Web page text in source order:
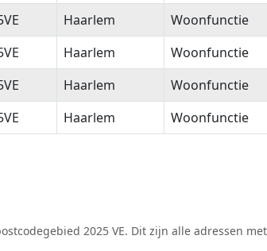
Haarlem Woonfunctie
Haarlem Woonfunctie
Haarlem Woonfunctie
Haarlem Woonfunctie
2025 VE. Dit zijn alle adressen